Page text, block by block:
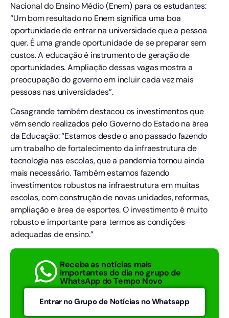
Nacional do Ensino Médio (Enem) para os estudantes:
“Um bom resultado no Enem significa uma boa
oportunidade de entrar na universidade que a pessoa
quer. É uma grande oportunidade de se preparar sem
custos. A educação é instrumento de geração de
oportunidades. Ampliação dessas vagas mostra a
preocupação do governo em incluir cada vez mais
pessoas nas universidades”.
Casagrande também destacou os investimentos que
vêm sendo realizados pelo Governo do Estado na área
da Educação: “Estamos desde o ano passado fazendo
um trabalho de fortalecimento da infraestrutura de
tecnologia nas escolas, que a pandemia tornou ainda
mais necessário. Também estamos fazendo
investimentos robustos na infraestrutura em muitas
escolas, com construção de novas unidades, reformas,
ampliação e área de esportes. O investimento é muito
robusto e importante para termos as condições
adequadas de ensino.”
Receba as notícias mais
importantes do dia no grupo de
WhatsApp do Tempo Novo
Entrar no Grupo de Notícias no Whatsapp